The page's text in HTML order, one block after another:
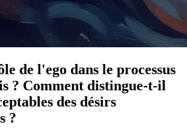
de l'ego dans le processus
? Comment distingue-t-il
des désirs
?